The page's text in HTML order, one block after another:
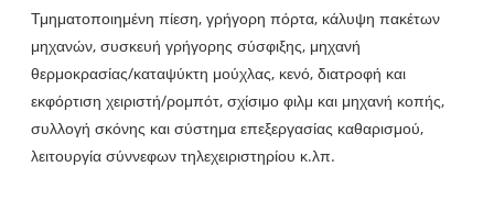
Τμηματοποιημένη πίεση, γρήγορη πόρτα, κάλυψη πακέτων
μηχανών, συσκευή γρήγορης σύσφιξης, μηχανή
θερμοκρασίας/καταψύκτη μούχλας, κενό, διατροφή και
εκφόρτιση χειριστή/ρομπότ, σχίσιμο φιλμ και μηχανή κοπής,
συλλογή σκόνης και σύστημα επεξεργασίας καθαρισμού,
λειτουργία σύννεφων τηλεχειριστηρίου κ.λπ.